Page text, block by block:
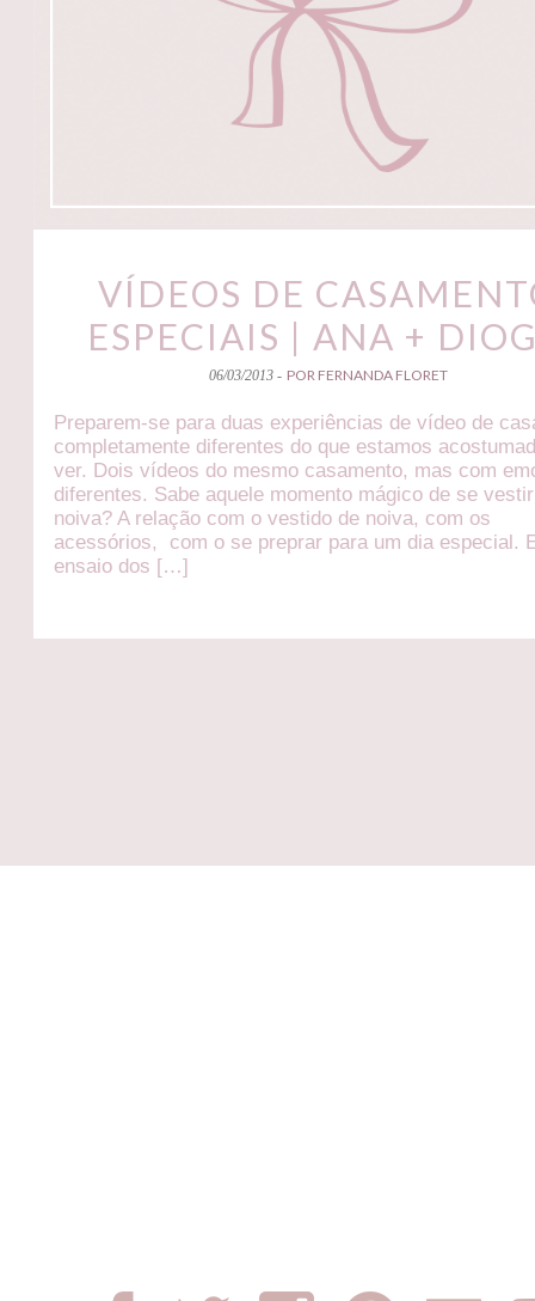
VÍDEOS DE
ESPECIAIS | ANA +
06/03/2013 - POR FERNANDA FLORET
Preparem-se para duas experiências de vídeo de
completamente diferentes do que estamos
ver. Dois vídeos do mesmo casamento, mas com
diferentes. Sabe aquele momento mágico de se
noiva? A relação com o vestido de noiva, com os
acessórios, com o se preprar para um dia especial.
ensaio dos […]